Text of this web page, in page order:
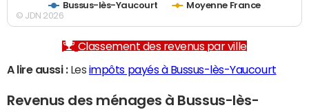
Bussus-lès-Yaucourt Moyenne France
© JDN 2026
Classement des revenus par ville
A lire aussi :Les impôts payés à Bussus-lès-Yaucourt
Revenus des ménages à Bussus-lès-